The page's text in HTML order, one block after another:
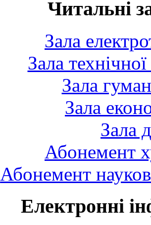
Читальні
Зала
Зала
Зала
Зала
Зала
Абонемент
Абонемент
Електронні